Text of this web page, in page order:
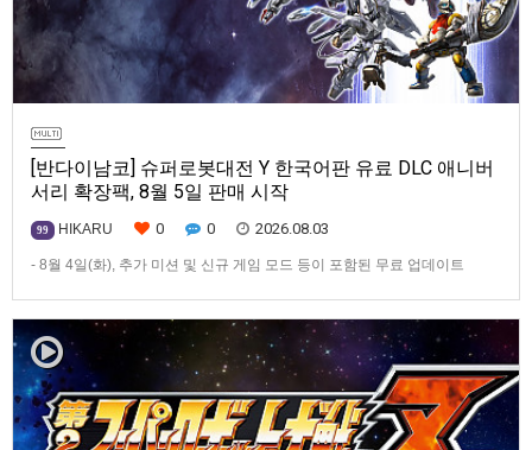
[반다이남코] 슈퍼로봇대전 Y 한국어판 유료 DLC 애니버
서리 확장팩, 8월 5일 판매 시작
99 HIKARU 0 0 2026.08.03
- 8월 4일(화), 추가 미션 및 신규 게임 모드 등이 포함된 무료 업데이트
Switch™, Steam®용 ‘슈퍼로봇대전 Y’(한국어판)의 유료 DLC ‘애니버서리
확장팩’을 2026년 …